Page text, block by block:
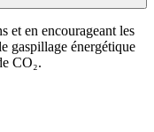
et en encourageant les
gaspillage énergétique
CO₂.